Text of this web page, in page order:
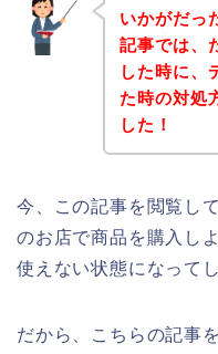
いかがだっ
記事では、
した時に、
た時の対処
した！
今、この記事を閲覧し
のお店で商品を購入し
使えない状態になって
だから、こちらの記事